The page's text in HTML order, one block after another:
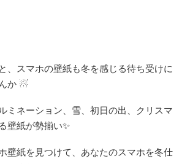
、スマホの壁紙も冬を感じる待ち受けに
か ☃
ミネーション、雪、初日の出、クリスマ
壁紙が勢揃い✨️
壁紙を見つけて、あなたのスマホを冬仕